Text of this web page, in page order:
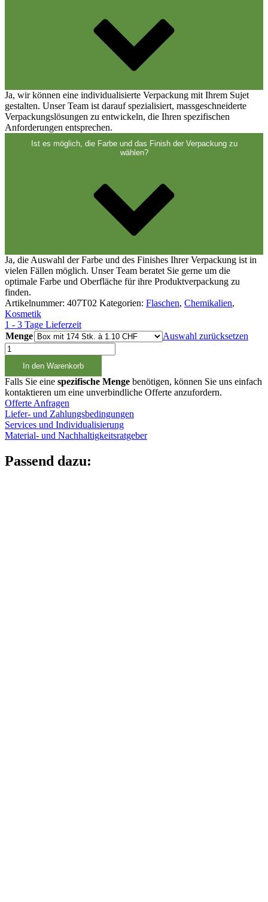
Ja, wir können eine individualisierte Verpackung mit Ihrem Sujet
gestalten. Unser Team ist darauf spezialisiert, massgeschneiderte
Verpackungslösungen zu entwickeln, die Ihren spezifischen
Anforderungen entsprechen.
Ist es möglich, die Farbe und das Finish der Verpackung zu
wählen?
Ja, die Auswahl der Farbe und des Finishes Ihrer Verpackung ist in
vielen Fällen möglich. Unser Team beratet Sie gerne um die
optimale Farbe und Oberfläche für ihre Produktverpackung zu
finden.
Artikelnummer: 407T02 Kategorien: Flaschen, Chemikalien,
Kosmetik
1 - 3 Tage Lieferzeit
Menge
Auswahl zurücksetzen
500ml
Vierkantflasche
natur,
28/410
Menge
In den Warenkorb
Falls Sie eine spezifische Menge benötigen, können Sie uns einfach
kontaktieren um eine unverbindliche Offerte anzufordern.
Offerte Anfragen
Liefer- und Zahlungsbedingungen
Services und Individualisierung
Material- und Nachhaltigkeitsratgeber
Passend dazu: